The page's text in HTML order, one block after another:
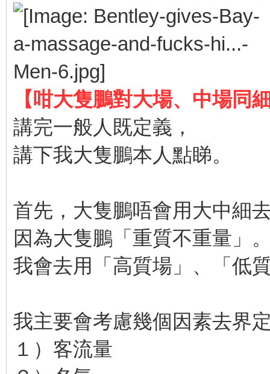
【咁大隻鵬對大場、中場同
講完一般人既定義，
講下我大隻鵬本人點睇。
首先，大隻鵬唔會用大中細
因為大隻鵬「重質不重量」
我會去用「高質場」、「低
我主要會考慮幾個因素去界
１）客流量